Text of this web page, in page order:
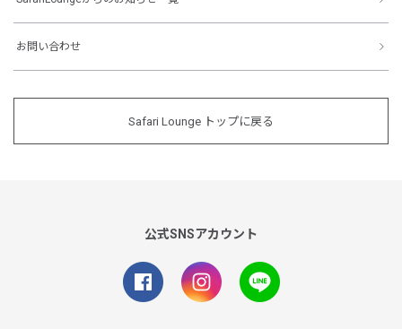
お問い合わせ
Safari Lounge トップに戻る
公式SNSアカウント